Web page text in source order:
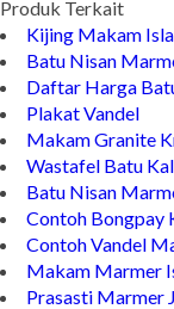
Produk Terkait
Kijing Makam
Batu Nisan
Daftar Harga
Plakat Vandel
Makam Granite
Wastafel Batu
Batu Nisan
Contoh Bongpay
Contoh Vandel
Makam Marmer
Prasasti Marmer